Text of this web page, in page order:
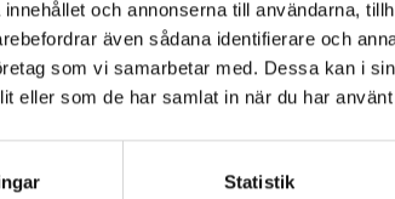
och annonserna till användarna,
även sådana identifierare och
som vi samarbetar med. Dessa kan i
eller som de har samlat in när du har
Statistik